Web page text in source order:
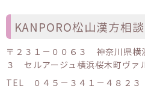
KANPORO松山漢方相
〒２３１－００６３ 神奈川県横
３ セルアージュ横浜桜木町ヴァ
TEL ０４５－３４１－４８２３